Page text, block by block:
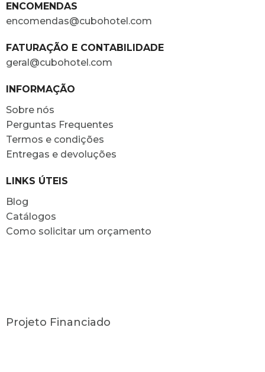
ENCOMENDAS
encomendas@cubohotel.com
FATURAÇÃO E CONTABILIDADE
geral@cubohotel.com
INFORMAÇÃO
Sobre nós
Perguntas Frequentes
Termos e condições
Entregas e devoluções
LINKS ÚTEIS
Blog
Catálogos
Como solicitar um orçamento
Projeto Financiado